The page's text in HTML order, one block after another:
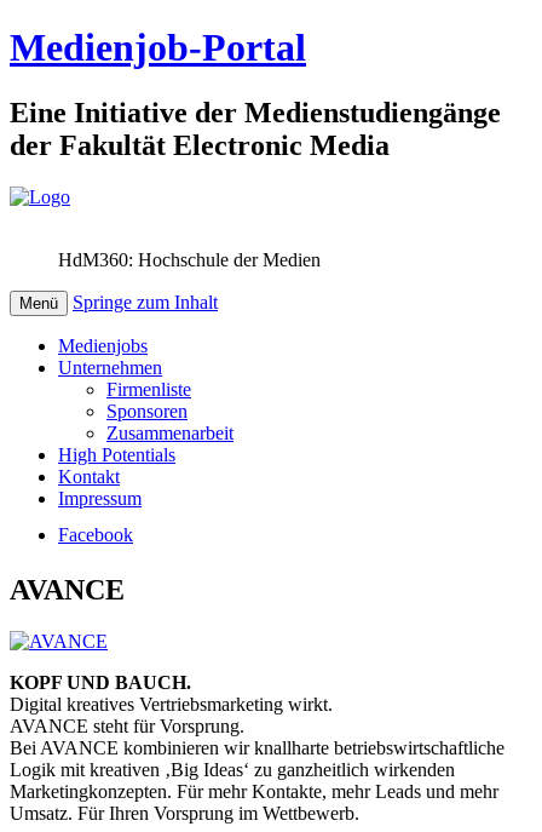
Medienjob-Portal
Eine Initiative der Medienstudiengänge
der Fakultät Electronic Media
HdM360: Hochschule der Medien
Menü Springe zum Inhalt
Medienjobs
Unternehmen
Firmenliste
Sponsoren
Zusammenarbeit
High Potentials
Kontakt
Impressum
Facebook
AVANCE
KOPF UND BAUCH.
Digital kreatives Vertriebsmarketing wirkt.
AVANCE steht für Vorsprung.
Bei AVANCE kombinieren wir knallharte betriebswirtschaftliche
Logik mit kreativen ‚Big Ideas‘ zu ganzheitlich wirkenden
Marketingkonzepten. Für mehr Kontakte, mehr Leads und mehr
Umsatz. Für Ihren Vorsprung im Wettbewerb.